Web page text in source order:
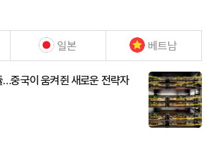
일본 베트남
중국이 움켜쥔 새로운 전략자